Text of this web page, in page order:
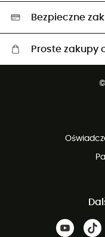
Wybrane produkty eko
Bezpieczne
Proste zakupy